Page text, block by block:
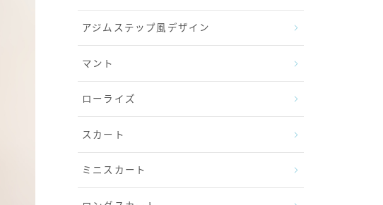
アジムステップ風デザイン
マント
ローライズ
スカート
ミニスカート